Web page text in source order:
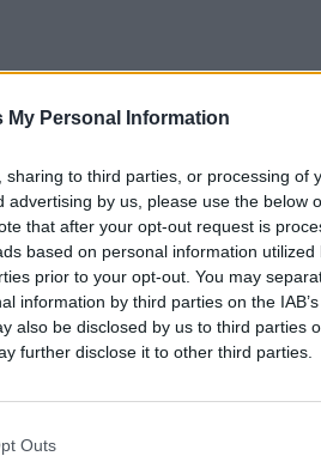
My Personal Information
to third parties, or processing of
advertising by us, please use the below
that after your opt-out request is
based on personal information
prior to your opt-out. You may
information by third parties on the
also be disclosed by us to third parties
further disclose it to other third parties.
Outs
MOVER-SE